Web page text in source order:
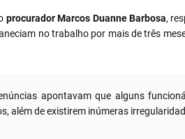
procurador Marcos Duanne Barbosa,
no trabalho por mais de três
apontavam que alguns
além de existirem inúmeras